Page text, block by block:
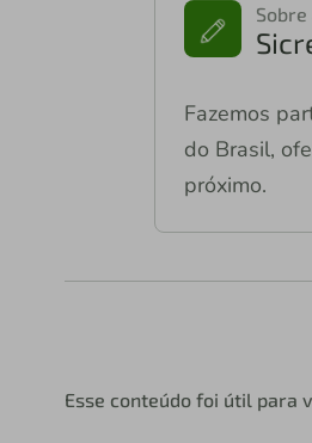
Sobre
Fazemos
do Brasil,
próximo.
Esse conteúdo foi útil para